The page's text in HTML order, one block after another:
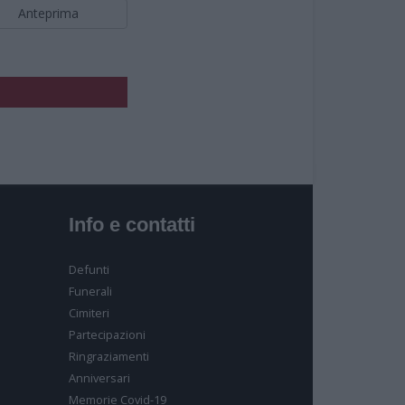
Anteprima
Info e contatti
Defunti
Funerali
Cimiteri
Partecipazioni
Ringraziamenti
Anniversari
Memorie Covid-19